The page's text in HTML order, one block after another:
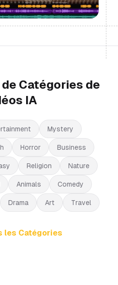
Catégories de
IA
Mystery
Horror Business
Religion Nature
Animals Comedy
Drama Art Travel
les Catégories